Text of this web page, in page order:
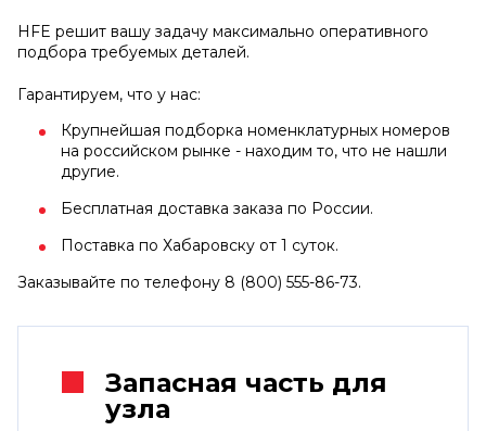
HFE решит вашу задачу максимально оперативного
подбора требуемых деталей.
Гарантируем, что у нас:
Крупнейшая подборка номенклатурных номеров
на российском рынке - находим то, что не нашли
другие.
Бесплатная доставка заказа по России.
Поставка по Хабаровску от 1 суток.
Заказывайте по телефону 8 (800) 555-86-73.
Запасная часть для
узла